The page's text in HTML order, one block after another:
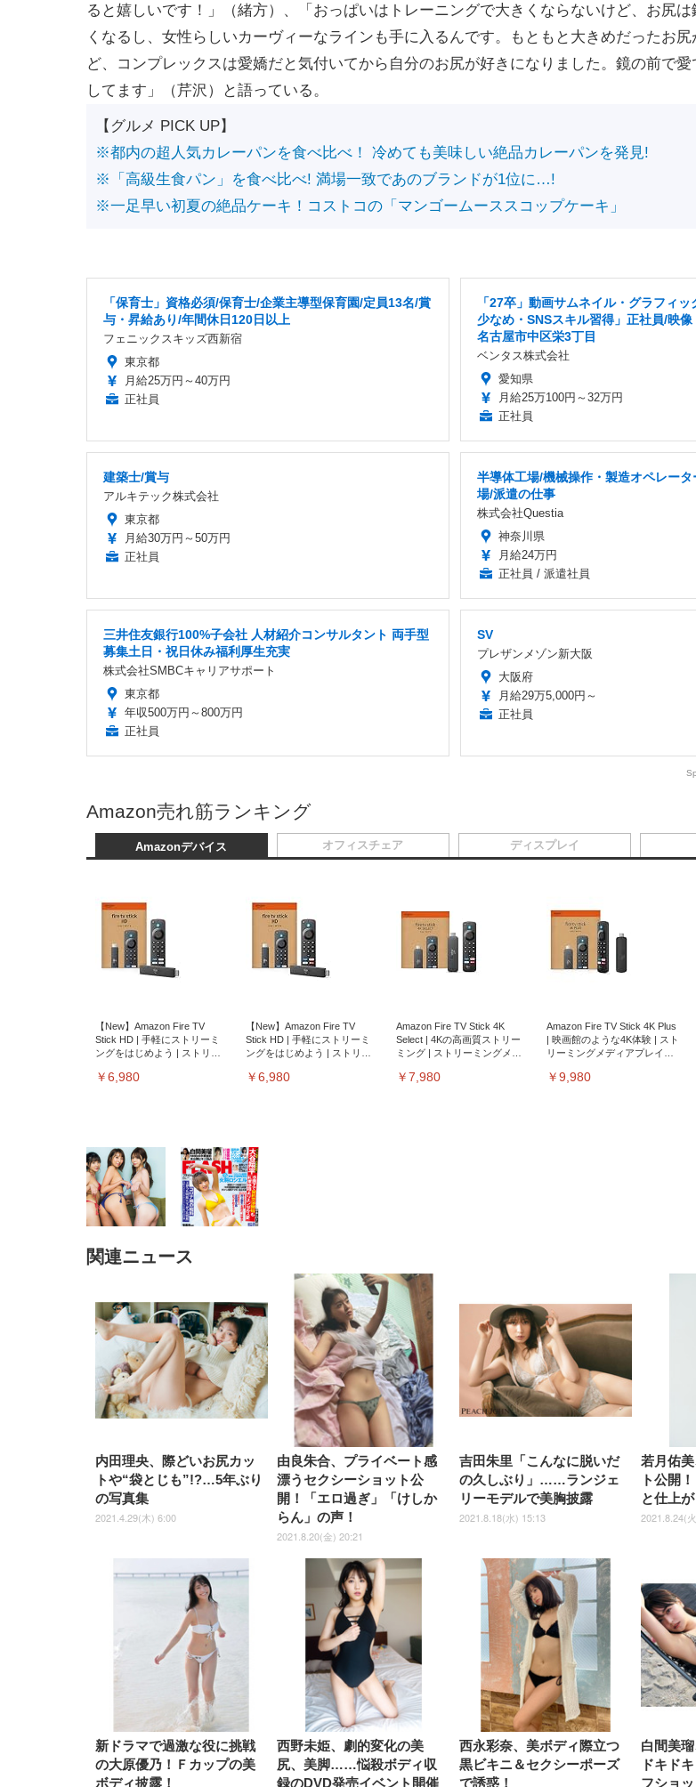
ると嬉しいです！」（緒方）、「おっぱいはトレーニングで大きくならないけど、お尻は
くなるし、女性らしいカーヴィーなラインも手に入るんです。もともと大きめだったお
ど、コンプレックスは愛嬌だと気付いてから自分のお尻が好きになりました。鏡の前で
してます」（芹沢）と語っている。
【グルメ PICK UP】
※都内の超人気カレーパンを食べ比べ！ 冷めても美味しい絶品カレーパンを発見!
※「高級生食パン」を食べ比べ! 満場一致であのブランドが1位に…!
※一足早い初夏の絶品ケーキ！コストコの「マンゴームーススコップケーキ」
「保育士」資格必須/保育士/企業主導型保育園/定員13名/賞
与・昇給あり/年間休日120日以上
フェニックスキッズ西新宿
東京都
月給25万円～40万円
正社員
「27卒」動画サムネイル・グラフィ
少なめ・SNSスキル習得」正社員/映
名古屋市中区栄3丁目
ベンタス株式会社
愛知県
月給25万100円～32万円
正社員
建築士/賞与
アルキテック株式会社
東京都
月給30万円～50万円
正社員
半導体工場/機械操作・製造オペレー
場/派遣の仕事
株式会社Questia
神奈川県
月給24万円
正社員 / 派遣社員
三井住友銀行100%子会社 人材紹介コンサルタント 両手型
募集土日・祝日休み福利厚生充実
株式会社SMBCキャリアサポート
東京都
年収500万円～800万円
正社員
SV
プレザンメゾン新大阪
大阪府
月給29万5,000円～
正社員
Amazon売れ筋ランキング
Amazonデバイス
【New】Amazon Fire TV
Stick HD | 手軽にストリーミ
ングをはじめよう | ストリー
￥6,980
【New】Amazon Fire TV
Stick HD | 手軽にストリーミ
ングをはじめよう | ストリー
￥6,980
Amazon Fire TV Stick 4K
Select | 4Kの高画質ストリー
ミング | ストリーミングメデ
￥7,980
Amazon Fire TV Stick 4K Plus
| 映画館のような4K体験 | スト
リーミングメディアプレイヤ
￥9,980
オフィスチェア
子 テレワーク 疲れない 跳ね
上げ式アームレスト コンパク
ト 約105度ロッキング pc 事務
椅子 360度回転 座面昇降 強化
ナイロン樹脂ベース 通気性メ
ッシュ 在宅ワーク H-
WY01(黒網+黒枠+黒足)
￥5,699
SIHOO B100 オフィスチェア
／デスクチェア メッシュチェ
ア 人間工学 疲れない ブラッ
ク
￥27,999
Sezlife オフィスチェア デスク
チェア 疲れない テレワーク
チェア 強化バックレスト 30
度ロッキング機能 人間工学 椅
子 腰サポート 90度跳ね上げ
式アームレスト 3Dヘッドレス
ト ハンガー付き 高反発クッシ
ョン PCチェア 通気性メッシ
ュ ゲーミング/勉強/事務用 お
しゃれ パソコンチェア (ブラ
ック)
￥7,680
チェア 強化バックレスト 30度
ロッキング機能 人間工学 椅子
腰サポート 90度跳ね上げ式ア
ームレスト 3Dヘッドレスト
ハンガー付き 高反発クッショ
ン PCチェア 通気性メッシュ
ゲーミング/勉強/事務用 おし
ゃれ パソコンチェア (ホワイ
ト)
￥7,680
ディスプレイ
EV3240X-WT | 31.5型4K
UHD・USB Type-C・ホワイ
ト
￥105,595
EIZO ビジネス向けプレミア
ムモニター | FlexScan
EV2740X-WT | 27.0型4K
UHD・USB Type-C・ホワイ
ト
￥109,572
【純正品】27"ゲーミングモ
ニター DualSense 充電フッ
ク付き（CFI-ZDM1J）
￥49,979
HD（1920×1080）VA 非光
沢 HDMI/DisplayPort/VGA
スピーカー内蔵 高さ調整 ス
イベル VESA対応
ComfortView ビジネス向け
￥15,800
【
ーミ
1ms
年保
￥
ーツ 薄型 レギュラー 1回使い
捨て 無香料 ホワイト 300枚
￥3,373
Amazonベーシック ペットシ
ーツ 厚型 ワイド 42枚x2袋(84
枚) ホワイト(吸収面:ライトブ
ルー)
￥3,234
ネオ・ルーライフ ネオ・オム
ツ L 中型犬用 26枚入り 単品
￥1,800
Smart Basic アイリスオーヤマ
ペットシーツ 超厚型 お徳用
ワイド 100枚入 (x 1) (ケース
販売)
￥3,670
関連ニュース
内田理央、際どいお尻カッ
トや“袋とじも”!?…5年ぶり
の写真集
2021.4.29(木) 6:00
由良朱合、プライベート感
漂うセクシーショット公
開！「エロ過ぎ」「けしか
らん」の声！
2021.8.20(金) 20:21
吉田朱里「こんなに脱いだ
の久しぶり」……ランジェ
リーモデルで美胸披露
2021.8.18(水) 15:13
若月佑
ト公開
と仕上
2021.8.24(
新ドラマで過激な役に挑戦
の大原優乃！Ｆカップの美
ボディ披露！
西野未姫、劇的変化の美
尻、美脚……悩殺ボディ収
録のDVD発売イベント開催
西永彩奈、美ボディ際立つ
黒ビキニ＆セクシーポーズ
で誘惑！
白間美
ドキド
フショ